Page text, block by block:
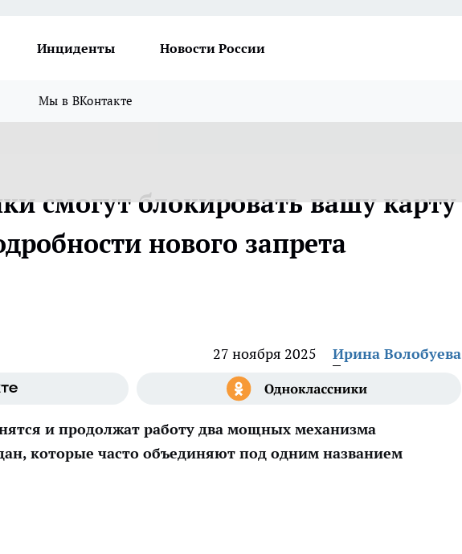
Инциденты Новости России
Мы в ВКонтакте
смогут блокировать вашу карту
нового запрета
27 ноября 2025 Ирина Волобуева
и продолжат работу два мощных механизма
которые часто объединяют под одним названием